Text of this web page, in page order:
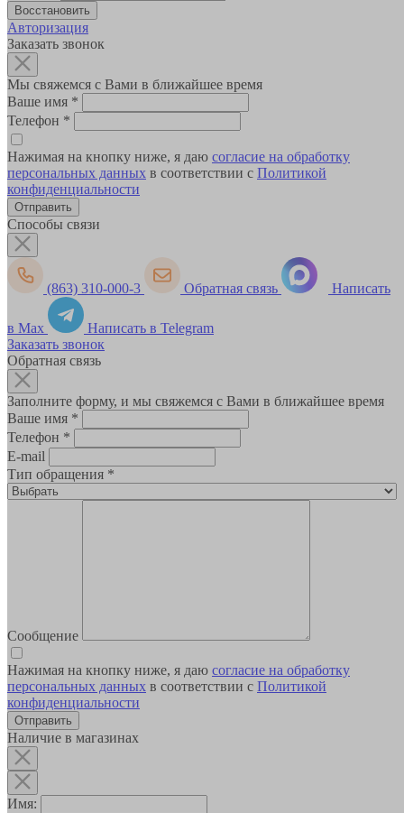
Авторизация
Заказать звонок
Мы свяжемся с Вами в ближайшее время
Ваше имя *
Телефон *
Нажимая на кнопку ниже, я даю согласие на обработку
персональных данных в соответствии с Политикой
конфиденциальности
Способы связи
(863) 310-000-3 Обратная связь Написать
в Max
Написать в Telegram
Заказать звонок
Обратная связь
Заполните форму, и мы свяжемся с Вами в ближайшее время
Ваше имя *
Телефон *
E-mail
Тип обращения *
Сообщение
Нажимая на кнопку ниже, я даю согласие на обработку
персональных данных в соответствии с Политикой
конфиденциальности
Наличие в магазинах
Имя: